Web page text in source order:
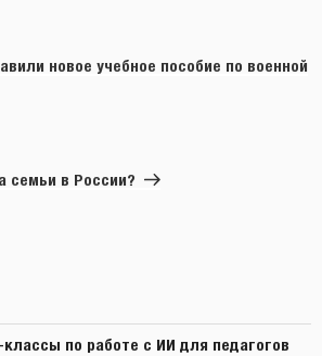
новое учебное пособие по военной
семьи в России?
по работе с ИИ для педагогов